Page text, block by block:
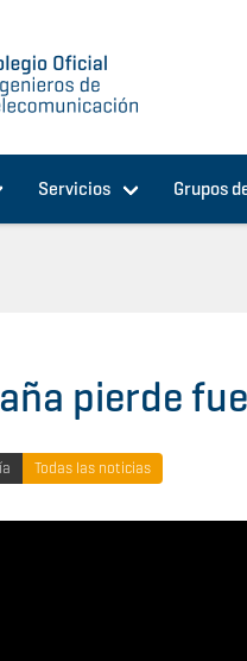
Servicios Grupos
pierde
Todas las noticias